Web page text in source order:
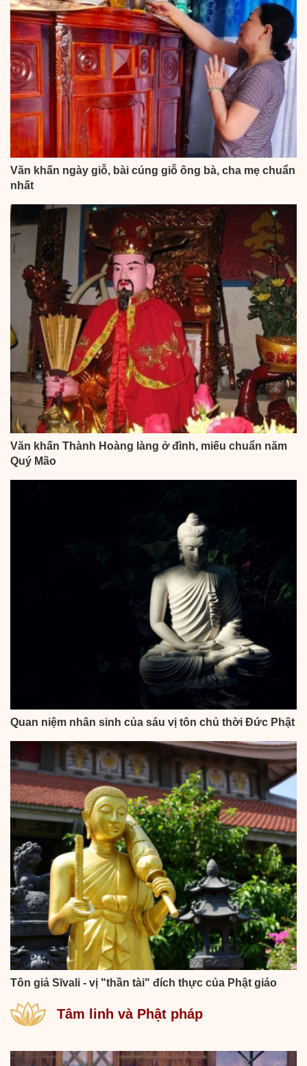
Văn khấn ngày giỗ, bài cúng giỗ ông bà, cha mẹ chuẩn
nhất
Văn khấn Thành Hoàng làng ở đình, miếu chuẩn năm
Quý Mão
Quan niệm nhân sinh của sáu vị tôn chủ thời Đức Phật
Tôn giả Sīvali - vị "thần tài" đích thực của Phật giáo
Tâm linh và Phật pháp